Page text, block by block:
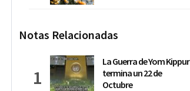
Notas Relacionadas
La Guerra de Yom Kippur
termina un 22 de
Octubre